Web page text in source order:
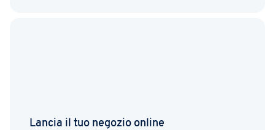
Lancia il tuo negozio online